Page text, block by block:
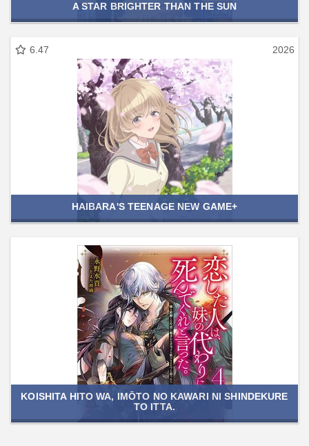
A STAR BRIGHTER THAN THE SUN
6.47 2026
HAIBARA'S TEENAGE NEW GAME+
KOISHITA HITO WA, IMŌTO NO KAWARI NI SHINDEKURE
TO ITTA.